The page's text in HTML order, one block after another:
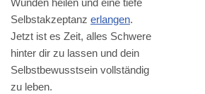
Wunden heilen und eine tiefe
Selbstakzeptanz erlangen.
Jetzt ist es Zeit, alles Schwere
hinter dir zu lassen und dein
Selbstbewusstsein vollständig
zu leben.